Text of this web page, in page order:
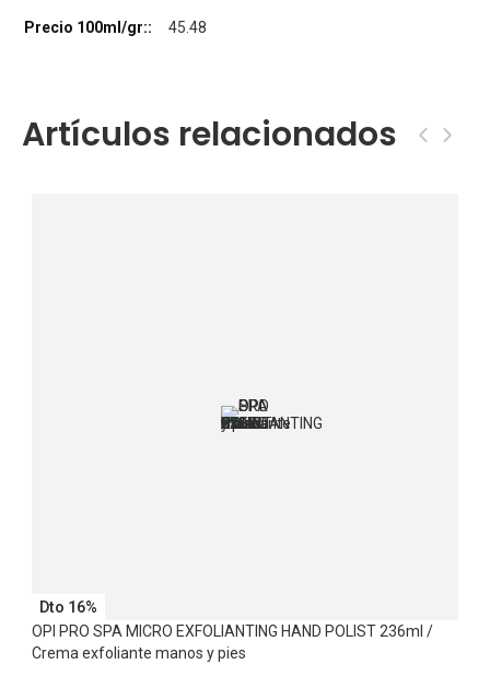
45.48
Artículos relacionados ‹ ›
Dto 16%
OPI PRO SPA MICRO EXFOLIANTING HAND POLIST 236ml /
Crema exfoliante manos y pies